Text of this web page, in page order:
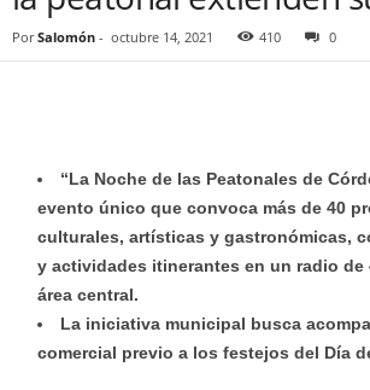
Por Salomón - octubre 14, 2021 410 0
“La Noche de las Peatonales de
evento único que convoca más de 40
culturales, artísticas y gastronómicas,
y actividades itinerantes en un radio de
área central.
La iniciativa municipal busca
comercial previo a los festejos del Día